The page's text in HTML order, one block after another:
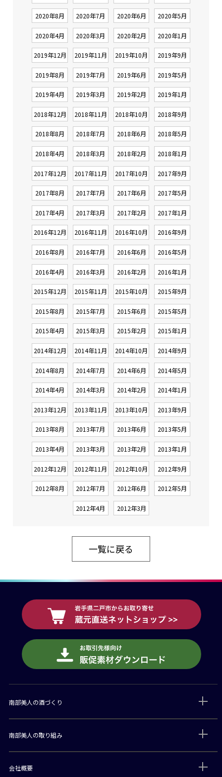
2020年8月 2020年7月 2020年6月 2020年5月
2020年4月 2020年3月 2020年2月 2020年1月
2019年12月 2019年11月 2019年10月 2019年9月
2019年8月 2019年7月 2019年6月 2019年5月
2019年4月 2019年3月 2019年2月 2019年1月
2018年12月 2018年11月 2018年10月 2018年9月
2018年8月 2018年7月 2018年6月 2018年5月
2018年4月 2018年3月 2018年2月 2018年1月
2017年12月 2017年11月 2017年10月 2017年9月
2017年8月 2017年7月 2017年6月 2017年5月
2017年4月 2017年3月 2017年2月 2017年1月
2016年12月 2016年11月 2016年10月 2016年9月
2016年8月 2016年7月 2016年6月 2016年5月
2016年4月 2016年3月 2016年2月 2016年1月
2015年12月 2015年11月 2015年10月 2015年9月
2015年8月 2015年7月 2015年6月 2015年5月
2015年4月 2015年3月 2015年2月 2015年1月
2014年12月 2014年11月 2014年10月 2014年9月
2014年8月 2014年7月 2014年6月 2014年5月
2014年4月 2014年3月 2014年2月 2014年1月
2013年12月 2013年11月 2013年10月 2013年9月
2013年8月 2013年7月 2013年6月 2013年5月
2013年4月 2013年3月 2013年2月 2013年1月
2012年12月 2012年11月 2012年10月 2012年9月
2012年8月 2012年7月 2012年6月 2012年5月
2012年4月 2012年3月
一覧に戻る
南部美人の酒づくり
南部美人の取り組み
会社概要